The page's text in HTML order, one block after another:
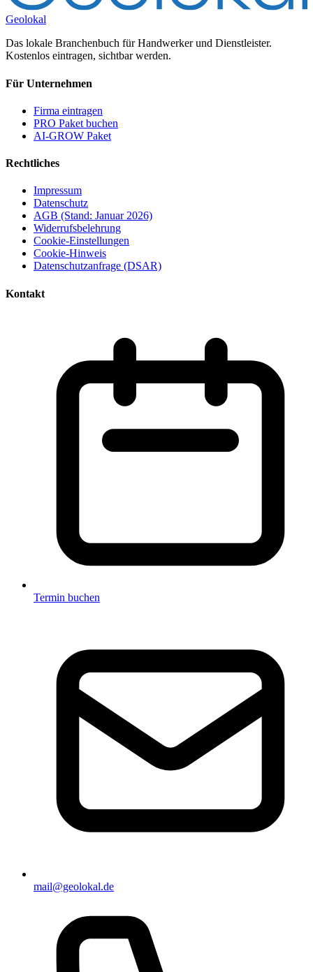
Geolokal
Das lokale Branchenbuch für Handwerker und Dienstleister.
Kostenlos eintragen, sichtbar werden.
Für Unternehmen
Firma eintragen
PRO Paket buchen
AI-GROW Paket
Rechtliches
Impressum
Datenschutz
AGB (Stand: Januar 2026)
Widerrufsbelehrung
Cookie-Einstellungen
Cookie-Hinweis
Datenschutzanfrage (DSAR)
Kontakt
Termin buchen
mail@geolokal.de